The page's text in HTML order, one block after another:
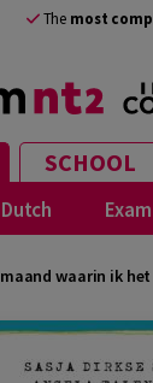
The most
SCHOOL
waarin ik